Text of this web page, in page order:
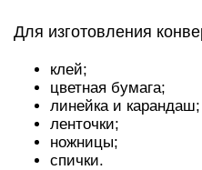
Для изготовления
клей;
цветная бумага;
линейка и карандаш;
ленточки;
ножницы;
спички.